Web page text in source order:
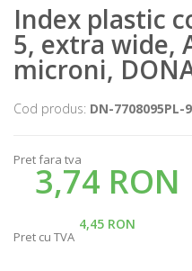
Index plastic
5, extra wide,
microni,
Cod produs: DN-7708095PL-
Pret fara tva
3,74 RON
4,45 RON
Pret cu TVA